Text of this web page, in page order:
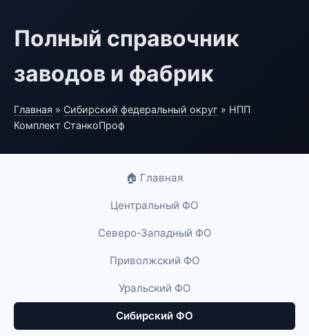
Полный справочник
заводов и фабрик
Главная » Сибирский федеральный округ » НПП
Комплект СтанкоПроф
🏠 Главная
Центральный ФО
Северо-Западный ФО
Приволжский ФО
Уральский ФО
Сибирский ФО